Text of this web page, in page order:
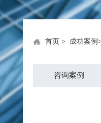
首页 > 成功案例 >
咨询案例